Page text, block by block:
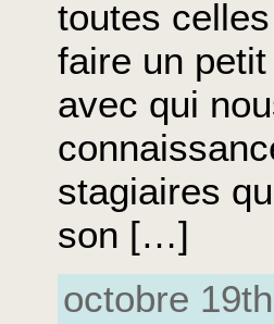
toutes
faire un
avec qui
stagiaires
son […]
octobre